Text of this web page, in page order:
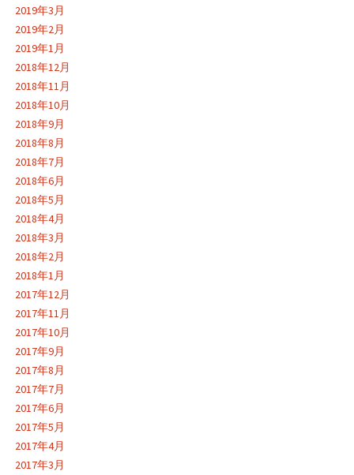
2019年3月
2019年2月
2019年1月
2018年12月
2018年11月
2018年10月
2018年9月
2018年8月
2018年7月
2018年6月
2018年5月
2018年4月
2018年3月
2018年2月
2018年1月
2017年12月
2017年11月
2017年10月
2017年9月
2017年8月
2017年7月
2017年6月
2017年5月
2017年4月
2017年3月